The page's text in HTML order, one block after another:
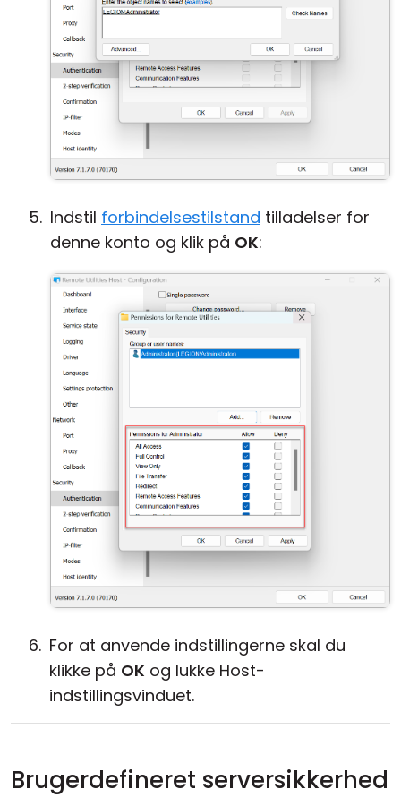
Indstil forbindelsestilstand tilladelser for
denne konto og klik på OK:
For at anvende indstillingerne skal du
klikke på OK og lukke Host-
indstillingsvinduet.
Brugerdefineret serversikkerhed